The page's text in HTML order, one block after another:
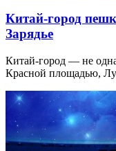
Китай-город
Зарядье
Китай-город — не
Красной площадью,